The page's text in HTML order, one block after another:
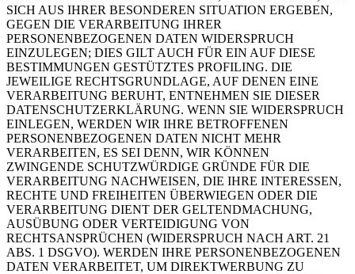
SICH AUS IHRER BESONDEREN SITUATION ERGEBEN,
GEGEN DIE VERARBEITUNG IHRER
PERSONENBEZOGENEN DATEN WIDERSPRUCH
EINZULEGEN; DIES GILT AUCH FÜR EIN AUF DIESE
BESTIMMUNGEN GESTÜTZTES PROFILING. DIE
JEWEILIGE RECHTSGRUNDLAGE, AUF DENEN EINE
VERARBEITUNG BERUHT, ENTNEHMEN SIE DIESER
DATENSCHUTZERKLÄRUNG. WENN SIE WIDERSPRUCH
EINLEGEN, WERDEN WIR IHRE BETROFFENEN
PERSONENBEZOGENEN DATEN NICHT MEHR
VERARBEITEN, ES SEI DENN, WIR KÖNNEN
ZWINGENDE SCHUTZWÜRDIGE GRÜNDE FÜR DIE
VERARBEITUNG NACHWEISEN, DIE IHRE INTERESSEN,
RECHTE UND FREIHEITEN ÜBERWIEGEN ODER DIE
VERARBEITUNG DIENT DER GELTENDMACHUNG,
AUSÜBUNG ODER VERTEIDIGUNG VON
RECHTSANSPRÜCHEN (WIDERSPRUCH NACH ART. 21
ABS. 1 DSGVO). WERDEN IHRE PERSONENBEZOGENEN
DATEN VERARBEITET, UM DIREKTWERBUNG ZU